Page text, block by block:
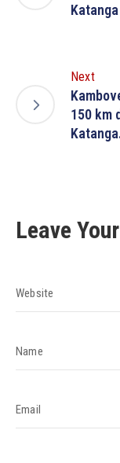
Next
150 km
Leave